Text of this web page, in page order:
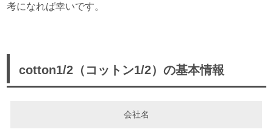
考になれば幸いです。
cotton1/2（コットン1/2）の基本情報
会社名